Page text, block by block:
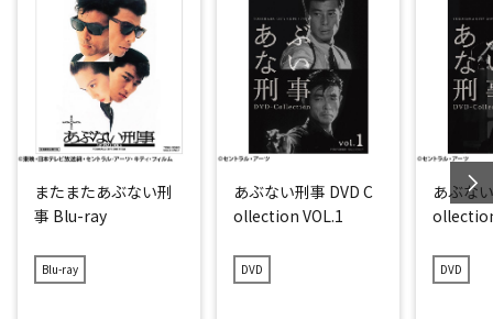
またまたあぶない刑
事 Blu-ray
Blu-ray
あぶない刑事 DVD C
ollection VOL.1
DVD
あぶな
DVD